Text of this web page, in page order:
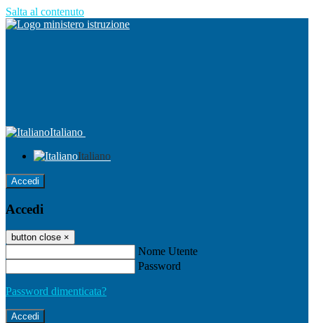
Salta al contenuto
Italiano
Italiano
Accedi
Accedi
button close ×
Nome Utente
Password
Password dimenticata?